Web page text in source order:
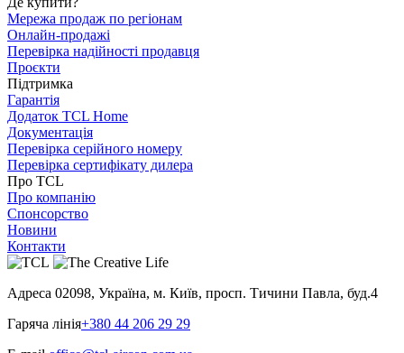
Мережа продаж по регіонам
Онлайн-продажі
Перевірка надійності продавця
Проєкти
Підтримка
Гарантія
Додаток TCL Home
Документація
Перевірка серійного номеру
Перевірка сертифікату дилера
Про TCL
Про компанію
Спонсорство
Новини
Контакти
Адреса 02098, Україна, м. Київ, просп. Тичини Павла, буд.4
Гаряча лінія+380 44 206 29 29